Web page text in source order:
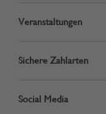
Veranstaltungen
Sichere Zahlarten
Social Media